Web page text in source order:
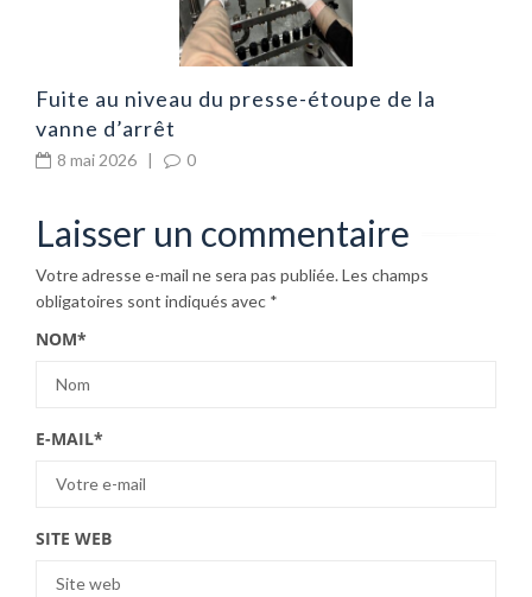
Fuite au niveau du presse-étoupe de la
vanne d’arrêt
8 mai 2026 | 0
Laisser un commentaire
Votre adresse e-mail ne sera pas publiée.Les champs
obligatoires sont indiqués avec *
NOM*
E-MAIL*
SITE WEB